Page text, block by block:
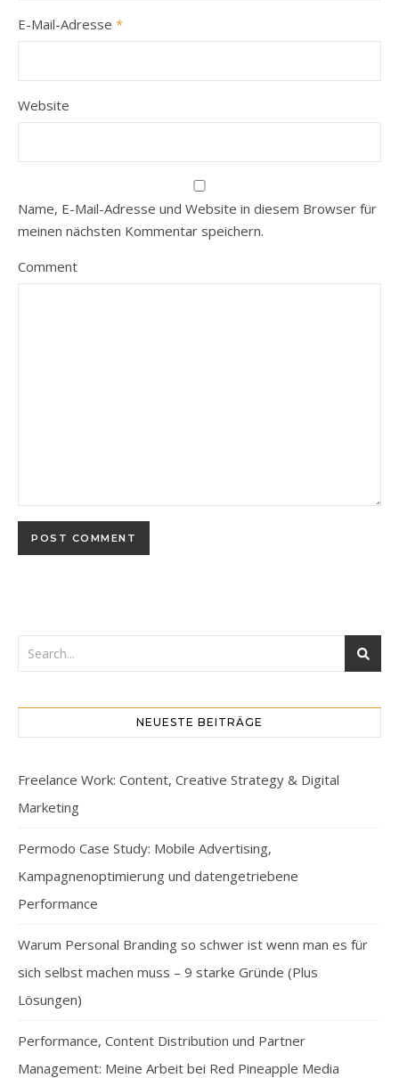
E-Mail-Adresse *
Website
Name, E-Mail-Adresse und Website in diesem Browser für
meinen nächsten Kommentar speichern.
Comment
NEUESTE BEITRÄGE
Freelance Work: Content, Creative Strategy & Digital
Marketing
Permodo Case Study: Mobile Advertising,
Kampagnenoptimierung und datengetriebene
Performance
Warum Personal Branding so schwer ist wenn man es für
sich selbst machen muss – 9 starke Gründe (Plus
Lösungen)
Performance, Content Distribution und Partner
Management: Meine Arbeit bei Red Pineapple Media